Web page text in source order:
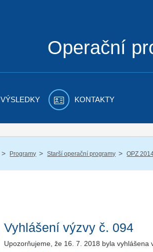
Operační
VÝSLEDKY KONTAKTY
/ Programy / Starší operační programy / OPZ
Vyhlášení výzvy č. 094
Upozorňujeme, že 16. 7. 2018 byla